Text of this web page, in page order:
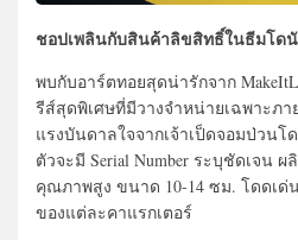
ชอปเพลินกับสินค้าลิขสิทธิ์ในธีมโด
พบกับอาร์ตทอยสุดน่ารักจาก
รีส์สุดพิเศษที่มีวางจำหน่ายเฉพาะภ
แรงบันดาลใจจากเจ้าเป็ดจอมป่วน
ตัวจะมี Serial Number ระบุชัดเจน
คุณภาพสูง ขนาด 10-14 ซม. โดดเด่
ของแต่ละคาแรกเตอร์